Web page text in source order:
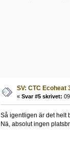
SV: CTC Ecoheat
« Svar #5 skrivet:
Så igentligen är det helt
Nä, absolut ingen